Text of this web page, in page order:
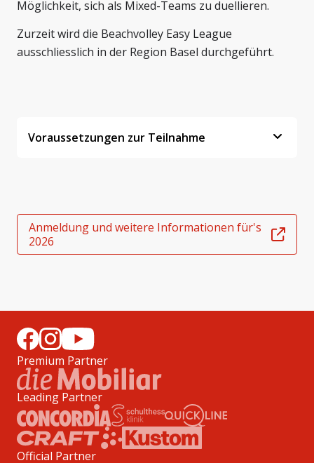
Möglichkeit, sich als Mixed-Teams zu duellieren.
Zurzeit wird die Beachvolley Easy League
ausschliesslich in der Region Basel durchgeführt.
Voraussetzungen zur Teilnahme
Anmeldung und weitere Informationen für's
2026
Premium Partner
Leading Partner
Official Partner